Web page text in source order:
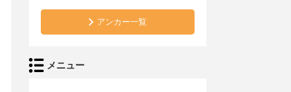
アンカー一覧
メニュー